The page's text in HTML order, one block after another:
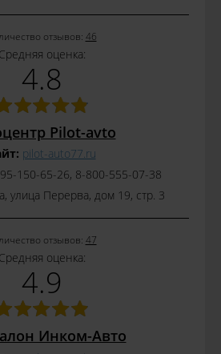
отзывов: 46
Средняя оценка:
4.8
Pilot-avto
pilot-auto77.ru
150-65-26, 8-800-555-07-38
улица Перерва, дом 19, стр. 3
отзывов: 47
Средняя оценка:
4.9
Инком-Авто